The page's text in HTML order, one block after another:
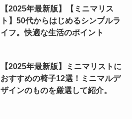
【2025年最新版】【ミニマリス
ト】50代からはじめるシンプルラ
イフ。快適な生活のポイント
【2025年最新版】ミニマリストに
おすすめの椅子12選！ミニマルデ
ザインのものを厳選して紹介。